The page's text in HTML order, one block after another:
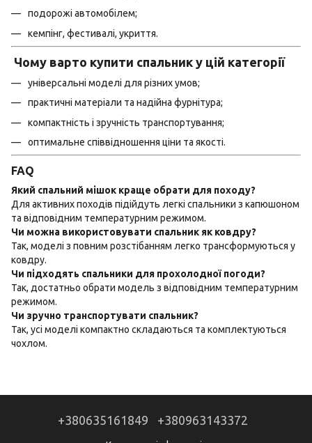
подорожі автомобілем;
кемпінг, фестивалі, укриття.
Чому варто купити спальник у цій категорії
універсальні моделі для різних умов;
практичні матеріали та надійна фурнітура;
компактність і зручність транспортування;
оптимальне співвідношення ціни та якості.
FAQ
Який спальний мішок краще обрати для походу?
Для активних походів підійдуть легкі спальники з капюшоном
та відповідним температурним режимом.
Чи можна використовувати спальник як ковдру?
Так, моделі з повним розстібанням легко трансформуються у
ковдру.
Чи підходять спальники для прохолодної погоди?
Так, достатньо обрати модель з відповідним температурним
режимом.
Чи зручно транспортувати спальник?
Так, усі моделі компактно складаються та комплектуються
чохлом.
+380635161849 +380963143372